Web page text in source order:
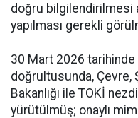
doğru bilgilendirilmesi
yapılması gerekli
30 Mart 2026
doğrultusunda, Çevre,
Bakanlığı ile TOKİ
yürütülmüş; onaylı